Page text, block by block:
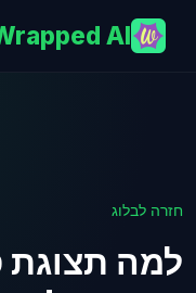
AI
חזרה לבלוג
למה תצוגת